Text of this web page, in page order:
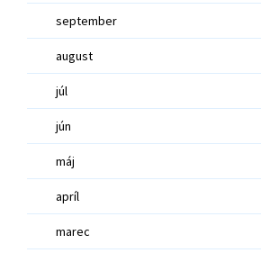
september
august
júl
jún
máj
apríl
marec